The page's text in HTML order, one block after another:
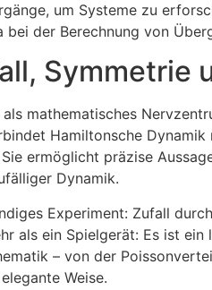
um Systeme zu
der Berechnung von
Symmetrie
mathematisches
Hamiltonsche
ermöglicht präzise
Dynamik.
Experiment: Zufall
als ein Spielgerät: Es ist
– von der
Weise.